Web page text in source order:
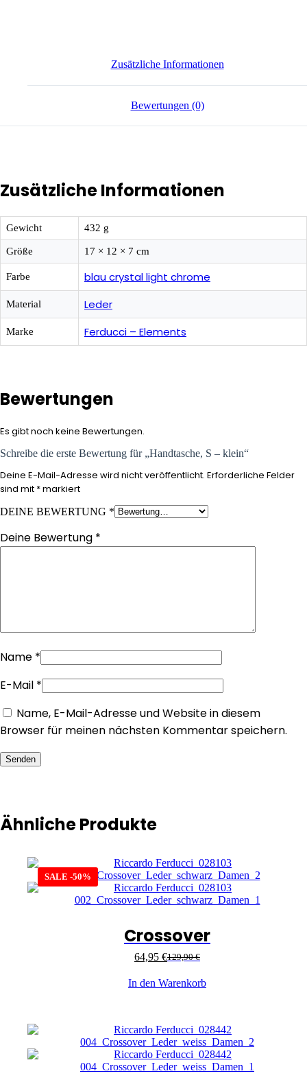
Zusätzliche Informationen
Bewertungen (0)
Zusätzliche Informationen
Gewicht 432 g
Größe 17 × 12 × 7 cm
Farbe blau crystal light chrome
Material Leder
Marke Ferducci – Elements
Bewertungen
Es gibt noch keine Bewertungen.
Schreibe die erste Bewertung für „Handtasche, S – klein“
Deine E-Mail-Adresse wird nicht veröffentlicht. Erforderliche Felder
sind mit *markiert
DEINE BEWERTUNG *
Deine Bewertung *
Name *
E-Mail *
Name, E-Mail-Adresse und Website in diesem
Browser für meinen nächsten Kommentar speichern.
Senden
Ähnliche Produkte
SALE -50%
Crossover
129,90€
64,95 €
In den Warenkorb